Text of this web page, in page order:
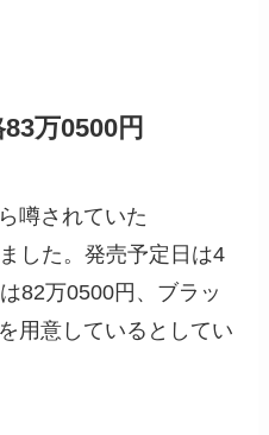
万0500円
噂されていた
した。発売予定日は4
82万0500円、ブラッ
用意しているとしてい